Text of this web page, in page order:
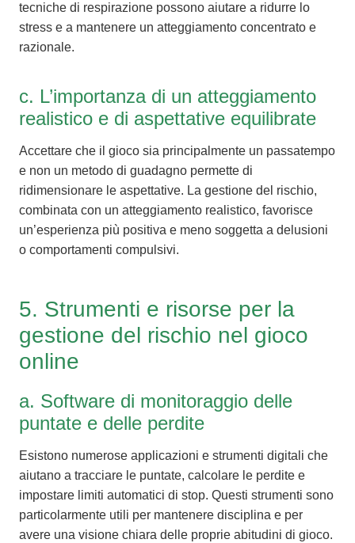
tecniche di respirazione possono aiutare a ridurre lo
stress e a mantenere un atteggiamento concentrato e
razionale.
c. L’importanza di un atteggiamento
realistico e di aspettative equilibrate
Accettare che il gioco sia principalmente un passatempo
e non un metodo di guadagno permette di
ridimensionare le aspettative. La gestione del rischio,
combinata con un atteggiamento realistico, favorisce
un’esperienza più positiva e meno soggetta a delusioni
o comportamenti compulsivi.
5. Strumenti e risorse per la
gestione del rischio nel gioco
online
a. Software di monitoraggio delle
puntate e delle perdite
Esistono numerose applicazioni e strumenti digitali che
aiutano a tracciare le puntate, calcolare le perdite e
impostare limiti automatici di stop. Questi strumenti sono
particolarmente utili per mantenere disciplina e per
avere una visione chiara delle proprie abitudini di gioco.